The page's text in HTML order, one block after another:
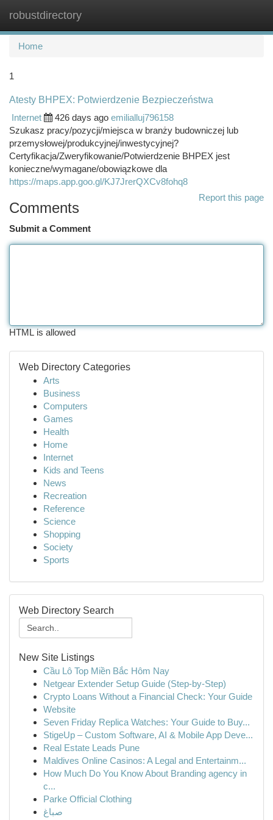
robustdirectory
Home
1
Atesty BHPEX: Potwierdzenie Bezpieczeństwa
Internet
426 days ago emilialluj796158
Szukasz pracy/pozycji/miejsca w branży budowniczej lub
przemysłowej/produkcyjnej/inwestycyjnej?
Certyfikacja/Zweryfikowanie/Potwierdzenie BHPEX jest
konieczne/wymagane/obowiązkowe dla
https://maps.app.goo.gl/KJ7JrerQXCv8fohq8
Report this page
Comments
Submit a Comment
HTML is allowed
Web Directory Categories
Arts
Business
Computers
Games
Health
Home
Internet
Kids and Teens
News
Recreation
Reference
Science
Shopping
Society
Sports
Web Directory Search
New Site Listings
Cầu Lô Top Miền Bắc Hôm Nay
Netgear Extender Setup Guide (Step-by-Step)
Crypto Loans Without a Financial Check: Your Guide
Website
Seven Friday Replica Watches: Your Guide to Buy...
StigeUp – Custom Software, AI & Mobile App Deve...
Real Estate Leads Pune
Maldives Online Casinos: A Legal and Entertainm...
How Much Do You Know About Branding agency in
c...
Parke Official Clothing
صباغ